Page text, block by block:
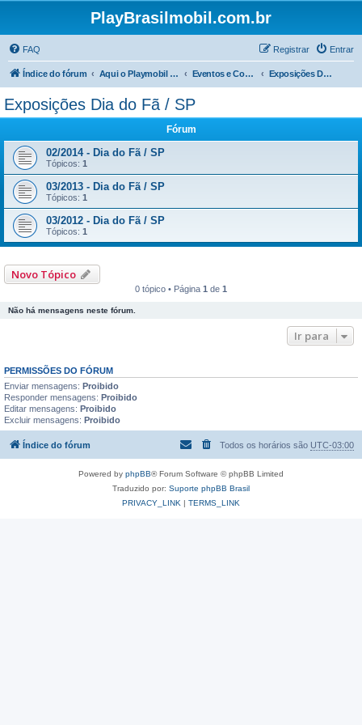
PlayBrasilmobil.com.br
FAQ Entrar
Registrar
Índice do fórum Aqui o Playmobil é notícia ! Eventos e Comemorações Exposições Dia do Fã / SP
Exposições Dia do Fã / SP
Fórum
02/2014 - Dia do Fã / SP
Tópicos: 1
03/2013 - Dia do Fã / SP
Tópicos: 1
03/2012 - Dia do Fã / SP
Tópicos: 1
Novo Tópico
0 tópico • Página 1 de 1
Não há mensagens neste fórum.
Ir para
PERMISSÕES DO FÓRUM
Enviar mensagens: Proibido
Responder mensagens: Proibido
Editar mensagens: Proibido
Excluir mensagens: Proibido
Índice do fórum Todos os horários são UTC-03:00
Powered by phpBB® Forum Software © phpBB Limited
Traduzido por: Suporte phpBB Brasil
PRIVACY_LINK | TERMS_LINK